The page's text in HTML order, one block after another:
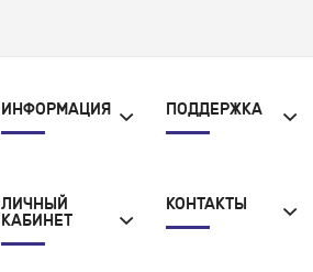
ИНФОРМАЦИЯ ПОДДЕРЖКА
ЛИЧНЫЙ
КАБИНЕТ
КОНТАКТЫ